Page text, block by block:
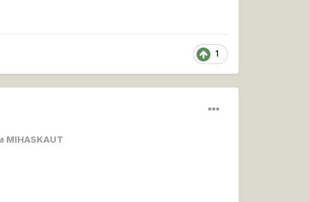
1
MIHASKAUT